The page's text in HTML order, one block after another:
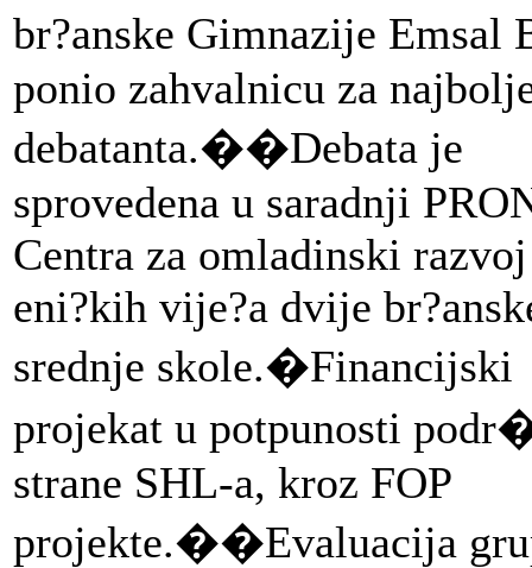
br?anske Gimnazije
ponio zahvalnicu za
debatanta.��Debata je
sprovedena u saradnji
Centra za omladinski
eni?kih vije?a dvije
srednje skole.�Financijski
projekat u potpunosti
strane SHL-a, kroz FOP
projekte.��Evaluacija